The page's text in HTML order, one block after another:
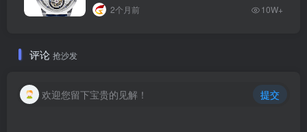
2个月前 10W+
评论 抢沙发
欢迎您留下宝贵的见解！ 提交